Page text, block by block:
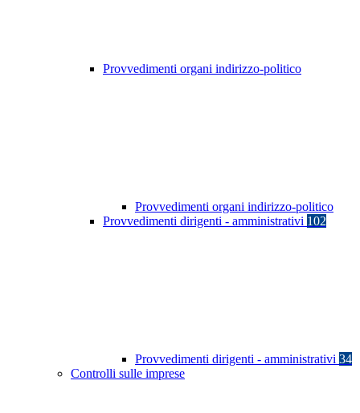
Provvedimenti organi indirizzo-politico
Provvedimenti organi indirizzo-politico
Provvedimenti dirigenti - amministrativi 102
Provvedimenti dirigenti - amministrativi 34
Controlli sulle imprese